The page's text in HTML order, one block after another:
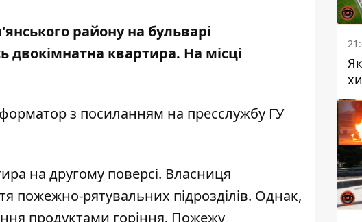
району на бульварі
двокімнатна квартира. На місці
з посиланням на пресслужбу ГУ
на другому поверсі. Власниця
пожежно-рятувальних підрозділів. Однак,
продуктами горіння. Пожежу